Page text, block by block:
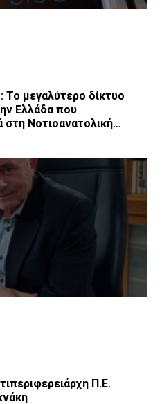
Το μεγαλύτερο δίκτυο
Ελλάδα που
στη Νοτιοανατολική
Π.Ε.